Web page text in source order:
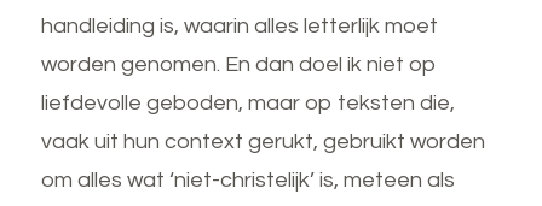
handleiding is, waarin alles letterlijk moet
worden genomen. En dan doel ik niet op
liefdevolle geboden, maar op teksten die,
vaak uit hun context gerukt, gebruikt worden
om alles wat ‘niet-christelijk’ is, meteen als